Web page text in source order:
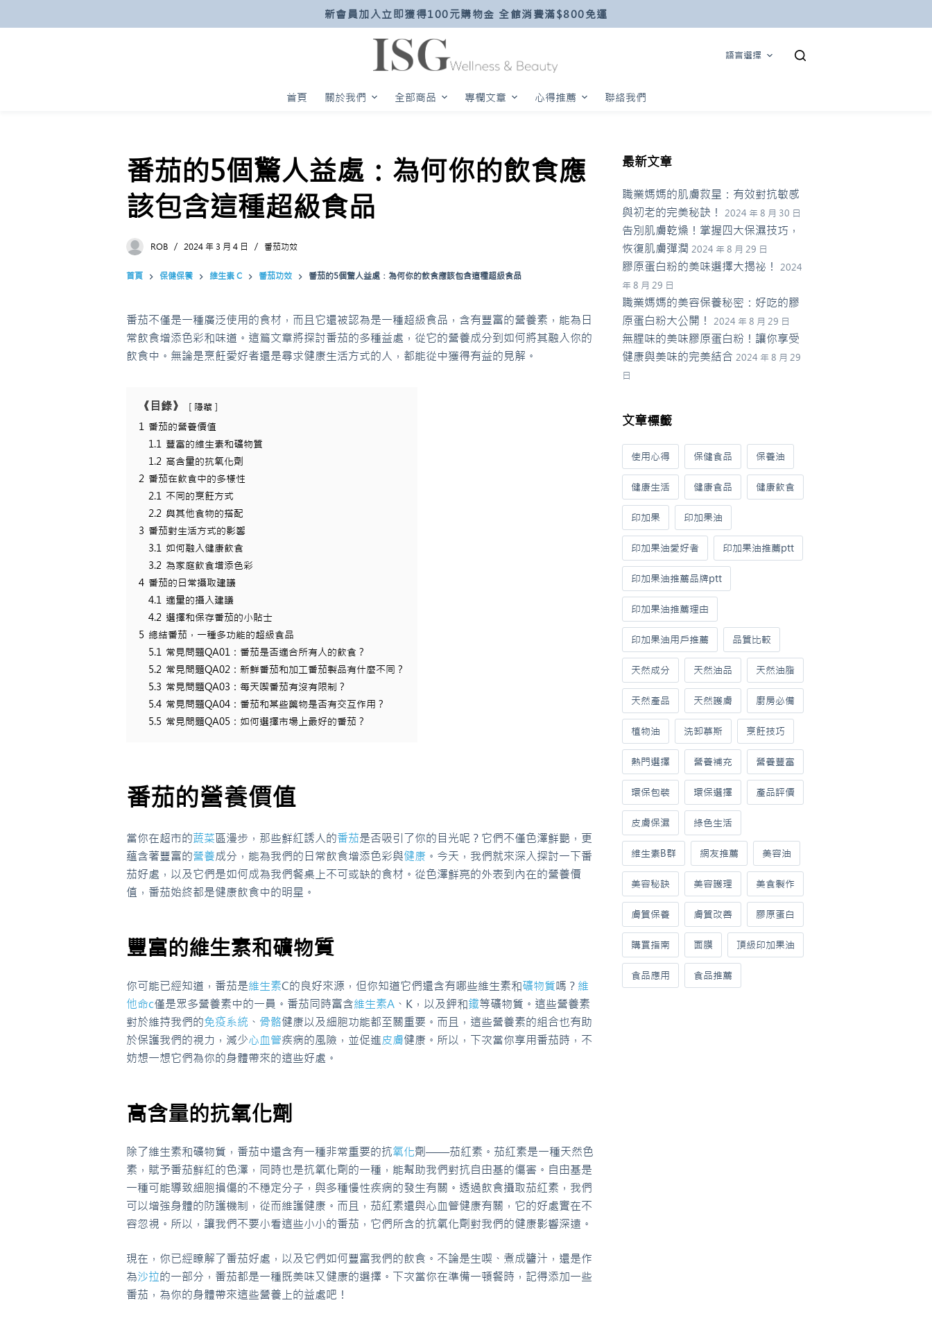
新會員加入立即獲得100元購物金 全館消費滿$800免運
語言選擇
首頁 關於我們 全部商品 專欄文章 心得推薦 聯絡我們
番茄的5個驚人益處：為何你的飲食應
該包含這種超級食品
ROB 2024 年 3 月 4 日 番茄功效
首頁 保健保養 維生素 C 番茄功效 番茄的5個驚人益處：為何你的飲食應該包含這種超級食品
番茄不僅是一種廣泛使用的食材，而且它還被認為是一種超級食品，含有豐富的營養素，能為日
常飲食增添色彩和味道。這篇文章將探討番茄的多種益處，從它的營養成分到如何將其融入你的
飲食中。無論是烹飪愛好者還是尋求健康生活方式的人，都能從中獲得有益的見解。
《目錄》 隱藏
1 番茄的營養價值
1.1 豐富的維生素和礦物質
1.2 高含量的抗氧化劑
2 番茄在飲食中的多樣性
2.1 不同的烹飪方式
2.2 與其他食物的搭配
3 番茄對生活方式的影響
3.1 如何融入健康飲食
3.2 為家庭飲食增添色彩
4 番茄的日常攝取建議
4.1 適量的攝入建議
4.2 選擇和保存番茄的小貼士
5 總結番茄，一種多功能的超級食品
5.1 常見問題QA01：番茄是否適合所有人的飲食？
5.2 常見問題QA02：新鮮番茄和加工番茄製品有什麼不同？
5.3 常見問題QA03：每天喫番茄有沒有限制？
5.4 常見問題QA04：番茄和某些藥物是否有交互作用？
5.5 常見問題QA05：如何選擇市場上最好的番茄？
番茄的營養價值
當你在超市的蔬菜區漫步，那些鮮紅誘人的番茄是否吸引了你的目光呢？它們不僅色澤鮮艷，更
蘊含著豐富的營養成分，能為我們的日常飲食增添色彩與健康 。今天，我們就來深入探討一下番
茄好處，以及它們是如何成為我們餐桌上不可或缺的食材。從色澤鮮亮的外表到內在的營養價
值，番茄始終都是健康飲食中的明星。
豐富的維生素和礦物質
你可能已經知道，番茄是維生素C的良好來源，但你知道它們還含有哪些維生素和礦物質嗎？ 維
他命c僅是眾多營養素中的一員。番茄同時富含維生素A 、K，以及鉀和鐵等礦物質。這些營養素
對於維持我們的免疫系統 、 骨骼健康以及細胞功能都至關重要。而且，這些營養素的組合也有助
於保護我們的視力，減少心血管疾病的風險，並促進皮膚健康。所以，下次當你享用番茄時，不
妨想一想它們為你的身體帶來的這些好處。
高含量的抗氧化劑
除了維生素和礦物質，番茄中還含有一種非常重要的抗氧化劑——茄紅素。茄紅素是一種天然色
素，賦予番茄鮮紅的色澤，同時也是抗氧化劑的一種，能幫助我們對抗自由基的傷害。自由基是
一種可能導致細胞損傷的不穩定分子，與多種慢性疾病的發生有關。透過飲食攝取茄紅素，我們
可以增強身體的防護機制，從而維護健康。而且，茄紅素還與心血管健康有關，它的好處實在不
容忽視。所以，讓我們不要小看這些小小的番茄，它們所含的抗氧化劑對我們的健康影響深遠。
現在，你已經瞭解了番茄好處，以及它們如何豐富我們的飲食。不論是生喫、煮成醬汁，還是作
為沙拉的一部分，番茄都是一種既美味又健康的選擇。下次當你在準備一頓餐時，記得添加一些
番茄，為你的身體帶來這些營養上的益處吧！
最新文章
職業媽媽的肌膚救星：有效對抗敏感
與初老的完美秘訣！
2024 年 8 月 30 日
告別肌膚乾燥！掌握四大保濕技巧，
恢復肌膚彈潤 2024 年 8 月 29 日
膠原蛋白粉的美味選擇大揭祕！
2024
年 8 月 29 日
職業媽媽的美容保養秘密：好吃的膠
原蛋白粉大公開！
2024 年 8 月 29 日
無腥味的美味膠原蛋白粉！讓你享受
健康與美味的完美結合 2024 年 8 月 29
日
文章標籤
使用心得 保健食品 保養油
健康生活 健康食品 健康飲食
印加果 印加果油
印加果油愛好者 印加果油推薦ptt
印加果油推薦品牌ptt
印加果油推薦理由
印加果油用戶推薦 品質比較
天然成分 天然油品 天然油脂
天然產品 天然護膚 廚房必備
植物油 洗卸慕斯 烹飪技巧
熱門選擇 營養補充 營養豐富
環保包裝 環保選擇 產品評價
皮膚保濕 綠色生活
維生素B群 網友推薦 美容油
美容秘訣 美容護理 美食製作
膚質保養 膚質改善 膠原蛋白
購買指南 面膜 頂級印加果油
食品應用 食品推薦